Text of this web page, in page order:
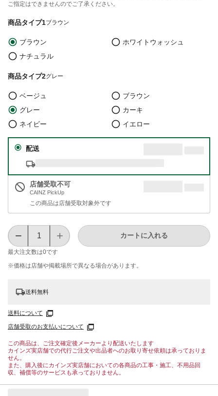
ご指定はできませんのでご了承ください。
商品タイプ1ブラウン
ブラウン
ホワイトウォッシュ
ナチュラル
商品タイプ2グレー
ベージュ
ブラウン
グレー
カーキ
ネイビー
イエロー
配送
店舗受取不可
CAINZ PickUp
この商品は店舗受取対象外です
最大注文数は0です
カートに入れる
※価格は​店舗や​掲載場所で​異なる​場合が​あります。
送料無料
送料について
店舗受取のお支払いについて
この商品は、ご注文確定後メーカーより配送いたします
カインズ実店舗での代行ご注文や出品者へのお取り寄せ依頼は承っておりま
せん。
また、購入後にカインズ実店舗においての各商品の工事・施工、不用品回
収、補償等のサービスも承っておりません。